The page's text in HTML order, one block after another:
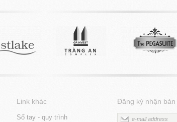
Link khác
Sổ tay - quy trình
Đăng ký nhận bản